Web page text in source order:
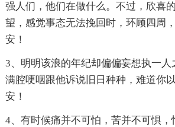
强人们，他们在做什么。不过，欣喜
望，感觉事态无法挽回时，环顾四周
安！
3、明明该浪的年纪却偏偏妄想执一
满腔哽咽跟他诉说旧日种种，难道你
安！
4、有时候痛并不可怕，苦并不可惧